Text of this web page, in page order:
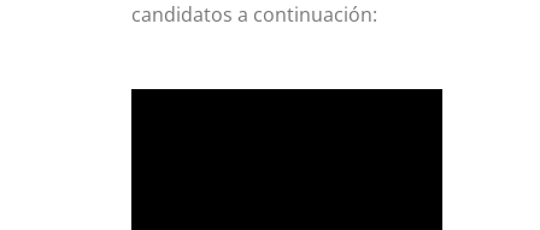
candidatos a continuación: